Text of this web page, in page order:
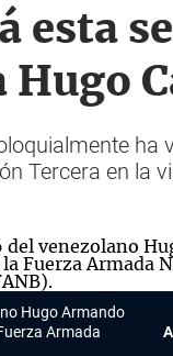
esta
Tercera en la
Hugo Armando
Armada